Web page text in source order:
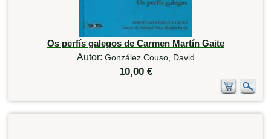
Os perfís galegos de Carmen Martín Gaite
Autor: González Couso, David
10,00 €